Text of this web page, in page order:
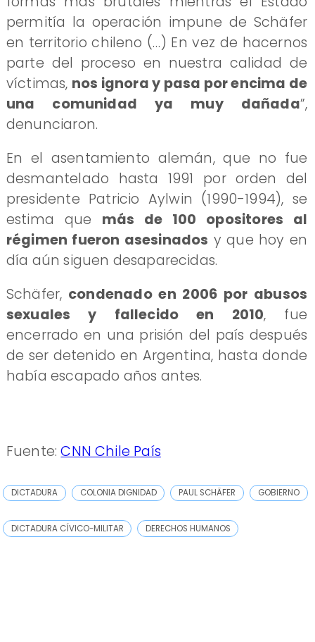
permitía la operación impune de Schäfer
en territorio chileno (…) En vez de hacernos
parte del proceso en nuestra calidad de
víctimas, nos ignora y pasa por encima de
una comunidad ya muy dañada”,
denunciaron.
En el asentamiento alemán, que no fue
desmantelado hasta 1991 por orden del
presidente Patricio Aylwin (1990-1994), se
estima que más de 100 opositores al
régimen fueron asesinados y que hoy en
día aún siguen desaparecidas.
Schäfer, condenado en 2006 por abusos
sexuales y fallecido en 2010, fue
encerrado en una prisión del país después
de ser detenido en Argentina, hasta donde
había escapado años antes.
Fuente:CNN Chile País
DICTADURA COLONIA DIGNIDAD PAUL SCHÄFER GOBIERNO
DICTADURA CÍVICO-MILITAR DERECHOS HUMANOS